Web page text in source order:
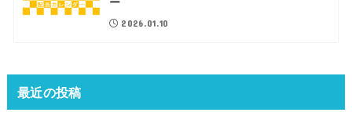
2026.01.10
最近の投稿